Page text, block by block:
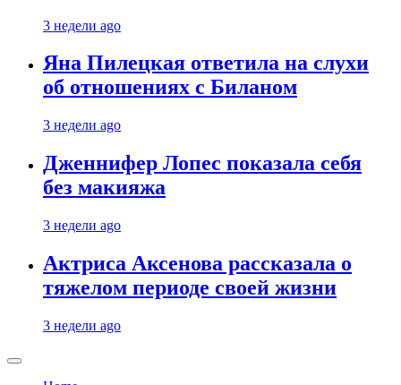
3 недели ago
Яна Пилецкая ответила на слухи
об отношениях с Биланом
3 недели ago
Дженнифер Лопес показала себя
без макияжа
3 недели ago
Актриса Аксенова рассказала о
тяжелом периоде своей жизни
3 недели ago